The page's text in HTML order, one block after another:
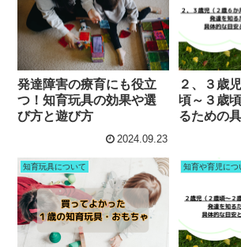
発達障害の療育にも役立
つ！知育玩具の効果や選
び方と遊び方
2024.09.23
２、３歳
頃～３歳
るための
知育玩具について 知育や育児につ